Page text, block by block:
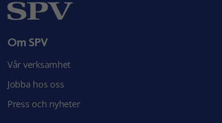
Om SPV
Vår verksamhet
Jobba hos oss
Press och nyheter